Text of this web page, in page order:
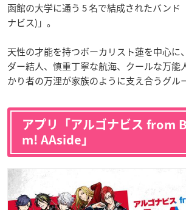
函館の大学に通う 5 名で結成されたバンド
ナビス)」。
天性の才能を持つボーカリスト蓮を中心に
ダー結人、慎重丁寧な航海、クールな万能
かり者の万浬が家族のように支え合うグル
アプリ「アルゴナビス from
m! AAside」